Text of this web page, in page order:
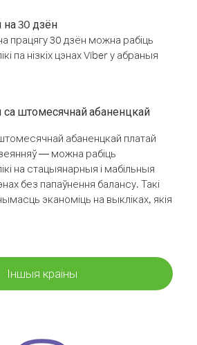
30 дзён
працягу 30 дзён можна рабіць
па нізкіх цэнах Viber у абраныя
штомесячнай абаненцкай
абаненцкай платай
— можна рабіць
на стацыянарныя і мабільныя
без папаўнення балансу. Такі
эканоміць на выкліках, якія
Іншыя краіны